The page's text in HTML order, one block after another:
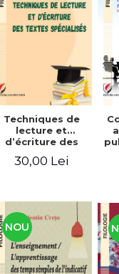
Techniques de
lecture et
d’écriture des
spécialisés
30,00 Lei
NOU